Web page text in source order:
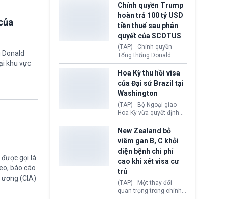
khu vực
gọi là
báo cáo
(CIA)
toàn y tế.
tăng lãi suất nếu lạm
phát ở Hoa Kỳ không tiếp
tục giảm trong thời gian
tới.
Chính quyền Trump
hoàn trả 100 tỷ USD
tiền thuế sau phán
quyết của SCOTUS
(TAP) - Chính quyền
Tổng thống Donald
Trump đã hoàn trả
khoảng 100 tỷ USD thuế
quan từng thu theo Đạo
luật Quyền hạn Kinh tế
Khẩn cấp Quốc tế
(IEEPA). Động thái này
diễn ra sau phán quyết
hồi tháng 2 bởi Tòa án
Tối cao Hoa Kỳ
(SCOTUS) khi tuyên bố,
việc áp thuế diện rộng là
hoàn toàn bất hợp pháp.
Hoa Kỳ thu hồi visa
của Đại sứ Brazil tại
Washington
(TAP) - Bộ Ngoại giao
Hoa Kỳ vừa quyết định
thu hồi thị thực (visa)
của bà Maria Luiza
Ribeiro Viotti - Đại sứ
Brazil tại Washington.
Động thái trên diễn ra
trong bối cảnh tranh
chấp ngoại giao giữa
chính quyền Tổng thống
Donald Trump và chính
phủ cánh tả Tổng thống
New Zealand bỏ
viêm gan B, C khỏi
diện bệnh chi phí
cao khi xét visa cư
trú
(TAP) - Một thay đổi
quan trọng trong chính